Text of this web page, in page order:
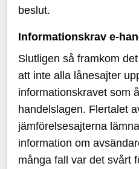
beslut.
Informationskrav e-
Slutligen så framkom
att inte alla lånesajter
informationskravet som
handelslagen. Flertalet
jämförelsesajterna
information om
många fall var det svårt